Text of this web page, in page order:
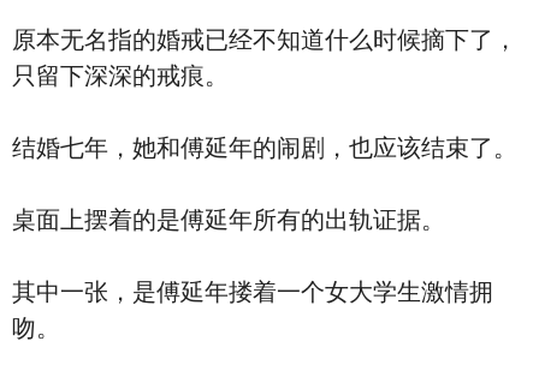
原本无名指的婚戒已经不知道什么时候摘下了，
只留下深深的戒痕。
结婚七年，她和傅延年的闹剧，也应该结束了。
桌面上摆着的是傅延年所有的出轨证据。
其中一张，是傅延年搂着一个女大学生激情拥
吻。